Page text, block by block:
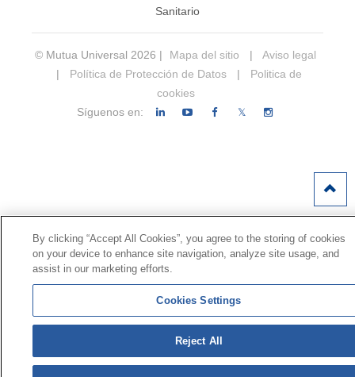
Sanitario
© Mutua Universal 2026 | Mapa del sitio |
Aviso legal
|
Política de Protección de Datos |
Politica de
cookies
Síguenos en:
𝕏
By clicking “Accept All Cookies”, you agree to the storing of cookies
on your device to enhance site navigation, analyze site usage, and
assist in our marketing efforts.
Cookies Settings
Reject All